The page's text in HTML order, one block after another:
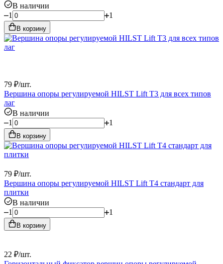
В наличии
1
1
В корзину
79 ₽/шт.
Вершина опоры регулируемой HILST Lift Т3 для всех типов
лаг
В наличии
1
1
В корзину
79 ₽/шт.
Вершина опоры регулируемой HILST Lift Т4 стандарт для
плитки
В наличии
1
1
В корзину
22 ₽/шт.